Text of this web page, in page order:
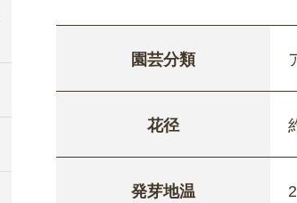
園芸分類
花径
発芽地温